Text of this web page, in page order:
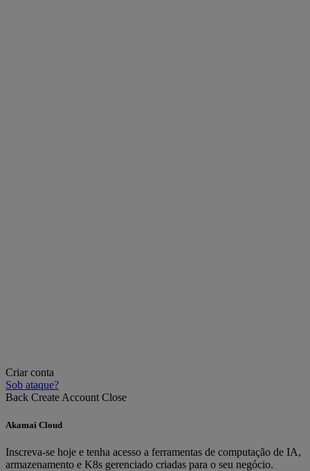
Criar conta
Sob ataque?
Back Create Account Close
Akamai Cloud
Inscreva-se hoje e tenha acesso a ferramentas de computação de IA,
armazenamento e K8s gerenciado criadas para o seu negócio.